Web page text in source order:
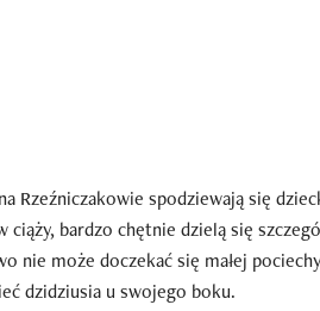
Rzeźniczakowie spodziewają się
ciąży, bardzo chętnie dzielą się
nie może doczekać się małej
dzidziusia u swojego boku.